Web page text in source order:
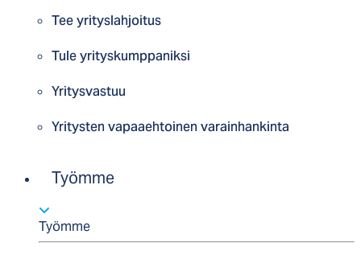
Tee yrityslahjoitus
Tule yrityskumppaniksi
Yritysvastuu
Yritysten vapaaehtoinen varainhankinta
Työmme
Työmme